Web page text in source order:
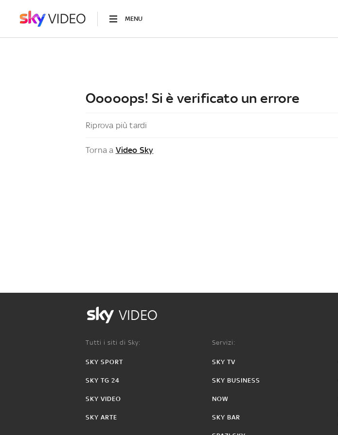
MENU
Ooooops! Si è verificato un errore
Riprova più tardi
Torna a Video Sky
VIDEO
Tutti i siti di Sky:
SKY SPORT
SKY TG 24
SKY VIDEO
SKY ARTE
Servizi:
SKY TV
SKY BUSINESS
NOW
SKY BAR